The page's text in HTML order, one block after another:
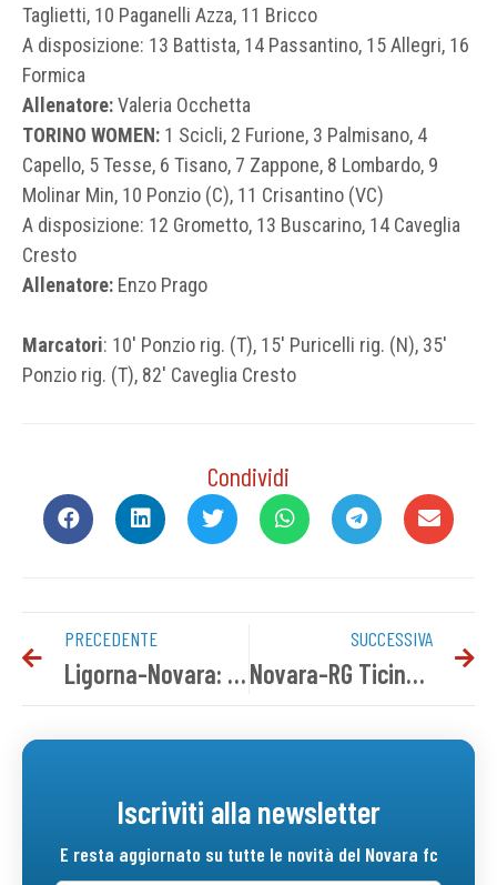
Taglietti, 10 Paganelli Azza, 11 Bricco
A disposizione: 13 Battista, 14 Passantino, 15 Allegri, 16
Formica
Allenatore:Valeria Occhetta
TORINO WOMEN: 1 Scicli, 2 Furione, 3 Palmisano, 4
Capello, 5 Tesse, 6 Tisano, 7 Zappone, 8 Lombardo, 9
Molinar Min, 10 Ponzio (C), 11 Crisantino (VC)
A disposizione: 12 Grometto, 13 Buscarino, 14 Caveglia
Cresto
Allenatore: Enzo Prago
Marcatori: 10′ Ponzio rig. (T), 15′ Puricelli rig. (N), 35′
Ponzio rig. (T), 82′ Caveglia Cresto
Condividi
PRECEDENTE
Ligorna-Novara: info biglietti Settore Ospiti
SUCCESSIVA
Novara-RG Ticino: cambia l’ora
Iscriviti alla newsletter
E resta aggiornato su tutte le novità del Novara fc